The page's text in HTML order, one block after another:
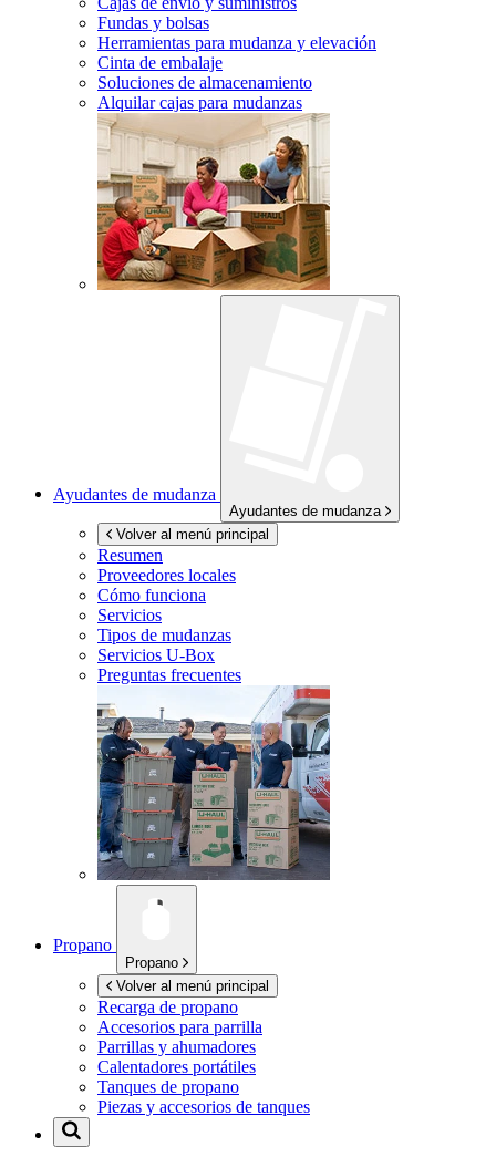
Fundas y bolsas
Herramientas para mudanza y elevación
Cinta de embalaje
Soluciones de almacenamiento
Alquilar cajas para mudanzas
Ayudantes de mudanza
Ayudantes de mudanza
Volver al menú principal
Resumen
Proveedores locales
Cómo funciona
Servicios
Tipos de mudanzas
Servicios U-Box
Preguntas frecuentes
Propano
Propano
Volver al menú principal
Recarga de propano
Accesorios para parrilla
Parrillas y ahumadores
Calentadores portátiles
Tanques de propano
Piezas y accesorios de tanques